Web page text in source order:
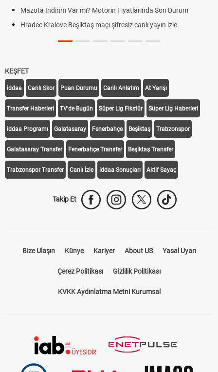
Mazota İndirim Var mı? Motorin Fiyatlarında Son Durum
Hradec Kralove Beşiktaş maçı şifresiz canlı yayın izle
KEŞFET
iddaa Canlı Skor Puan Durumu Canlı Anlatım At Yarışı
Transfer Haberleri TV'de Bugün Süper Lig Fikstür Süper Lig Haberleri
iddaa Programı Galatasaray Fenerbahçe Beşiktaş Trabzonspor
Galatasaray Transfer Fenerbahçe Transfer Beşiktaş Transfer
Trabzonspor Transfer Canlı İzle iddaa Sonuçları Aktif Sayaç
Takip Et
Bize Ulaşın Künye Kariyer About US Yasal Uyarı
Çerez Politikası Gizlilik Politikası
KVKK Aydınlatma Metni Kurumsal